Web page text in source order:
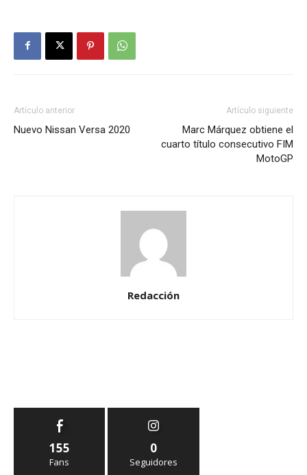
Artículo anterior
Nuevo Nissan Versa 2020
Artículo siguiente
Marc Márquez obtiene el
cuarto título consecutivo FIM
MotoGP
Redacción
155
Fans
0
Seguidores